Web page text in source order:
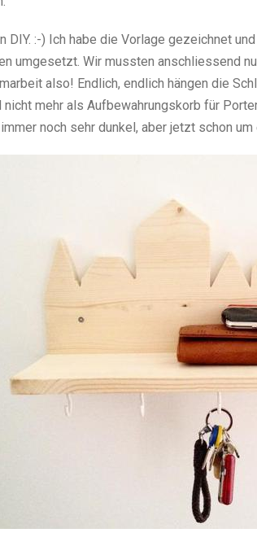
DIY. :-) Ich habe die Vorlage gezeichnet
umgesetzt. Wir mussten anschliessend
also! Endlich, endlich hängen die
nicht mehr als Aufbewahrungskorb für
noch sehr dunkel, aber jetzt schon